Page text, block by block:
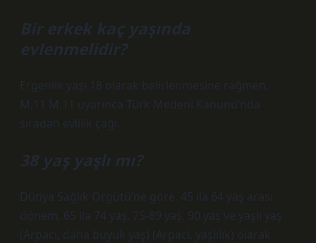
Bir erkek kaç yaşında
evlenmelidir?
Ergenlik yaşı 18 olarak belirlenmesine rağmen,
M.11 M.11 uyarınca Türk Medeni Kanunu’nda
sıradan evlilik çağı.
38 yaş yaşlı mı?
Dünya Sağlık Örgütü’ne göre, 45 ila 64 yaş arası
dönem, 65 ila 74 yaş, 75-89 yaş, 90 yaş ve yaşlı yaş
(Arpaci, daha büyük yaş) (Arpaci, yaşlılık) olarak